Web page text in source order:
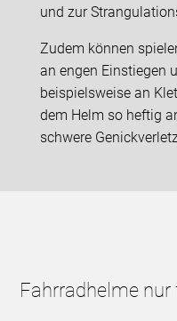
und zur
Zudem können
an engen Einstiegen
beispielsweise an
dem Helm so heftig
schwere
Fahrradhelme